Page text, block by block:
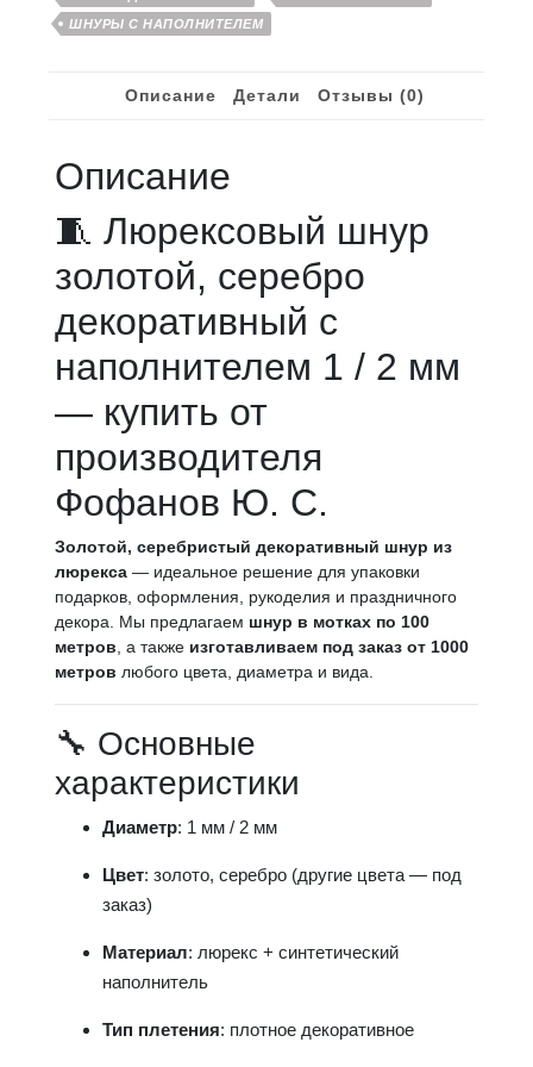
ШНУРЫ С НАПОЛНИТЕЛЕМ
Описание Детали Отзывы (0)
Описание
🧵 Люрексовый шнур
золотой, серебро
декоративный с
наполнителем 1 / 2 мм
— купить от
производителя
Фофанов Ю. С.
Золотой, серебристый декоративный шнур из
люрекса — идеальное решение для упаковки
подарков, оформления, рукоделия и праздничного
декора. Мы предлагаем шнур в мотках по 100
метров , а также изготавливаем под заказ от 1000
метров любого цвета, диаметра и вида.
🔧 Основные
характеристики
Диаметр: 1 мм / 2 мм
Цвет: золото, серебро (другие цвета — под
заказ)
Материал: люрекс + синтетический
наполнитель
Тип плетения: плотное декоративное